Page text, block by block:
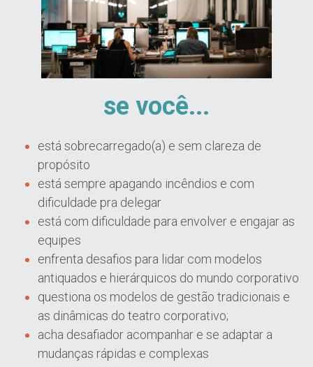
se você...
está sobrecarregado(a) e sem clareza de
propósito
está sempre apagando incêndios e com
dificuldade pra delegar
está com dificuldade para envolver e engajar as
equipes
enfrenta desafios para lidar com modelos
antiquados e hierárquicos do mundo corporativo
questiona os modelos de gestão tradicionais e
as dinâmicas do teatro corporativo;
acha desafiador acompanhar e se adaptar a
mudanças rápidas e complexas